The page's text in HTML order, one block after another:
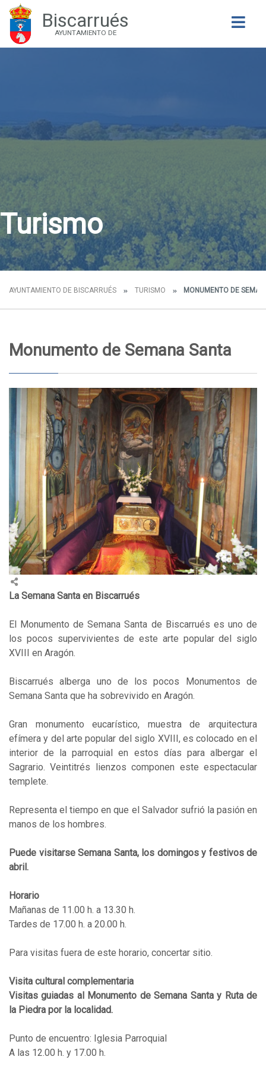
Biscarrués
AYUNTAMIENTO DE
Turismo
AYUNTAMIENTO DE BISCARRUÉS TURISMO MONUMENTO DE
Monumento de Semana Santa
La Semana Santa en Biscarrués
El Monumento de Semana Santa de Biscarrués es uno de
los pocos supervivientes de este arte popular del siglo
XVIII en Aragón.
Biscarrués alberga uno de los pocos Monumentos de
Semana Santa que ha sobrevivido en Aragón.
Gran monumento eucarístico, muestra de arquitectura
efímera y del arte popular del siglo XVIII, es colocado en el
interior de la parroquial en estos días para albergar el
Sagrario. Veintitrés lienzos componen este espectacular
templete.
Representa el tiempo en que el Salvador sufrió la pasión en
manos de los hombres.
Puede visitarse Semana Santa, los domingos y festivos de
abril.
Horario
Mañanas de 11.00 h. a 13.30 h.
Tardes de 17.00 h. a 20.00 h.
Para visitas fuera de este horario, concertar sitio.
Visita cultural complementaria
Visitas guiadas al Monumento de Semana Santa y Ruta de
la Piedra por la localidad.
Punto de encuentro: Iglesia Parroquial
A las 12.00 h. y 17.00 h.